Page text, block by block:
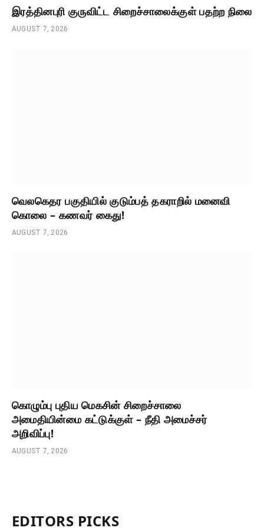
இரத்தினபுரி குருவிட்ட சிறைச்சாலைக்குள் பதற்ற நிலை
AUGUST 7, 2026
வெலகெதர பகுதியில் குடும்பத் தகராறில் மனைவி
கொலை – கணவர் கைது!
AUGUST 7, 2026
கொழும்பு புதிய மெகசின் சிறைச்சாலை
அமைதியின்மை கட்டுக்குள் – நீதி அமைச்சர்
அறிவிப்பு!
AUGUST 7, 2026
EDITORS PICKS